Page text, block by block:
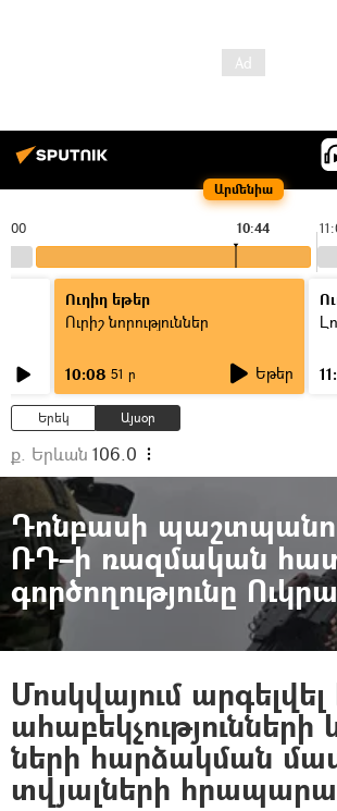
Արմենիա
10:44
Ուղիղ եթեր
Ուրիշ նորություններ
10:08 51 ր Եթեր
Երեկ Այսօր
ք. Երևան 106.0
Դոնբասի
ՌԴ–ի ռազմական
գործողությունը
Մոսկվայում արգելվել
ների հարձակման
տվյալների